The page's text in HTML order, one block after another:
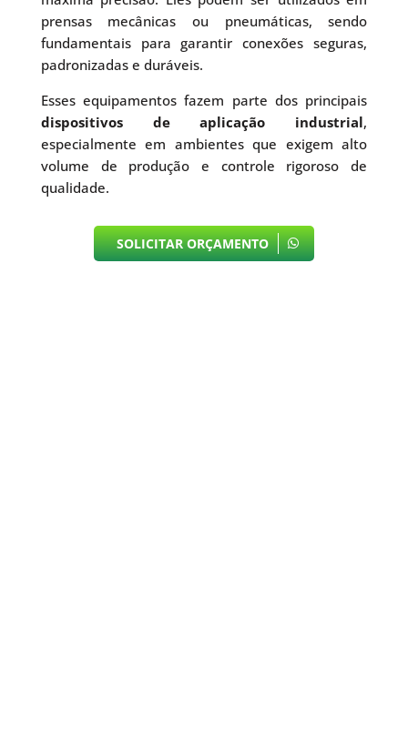
prensas mecânicas ou pneumáticas, sendo
fundamentais para garantir conexões seguras,
padronizadas e duráveis.
Esses equipamentos fazem parte dos principais
dispositivos de aplicação industrial,
especialmente em ambientes que exigem alto
volume de produção e controle rigoroso de
qualidade.
SOLICITAR ORÇAMENTO